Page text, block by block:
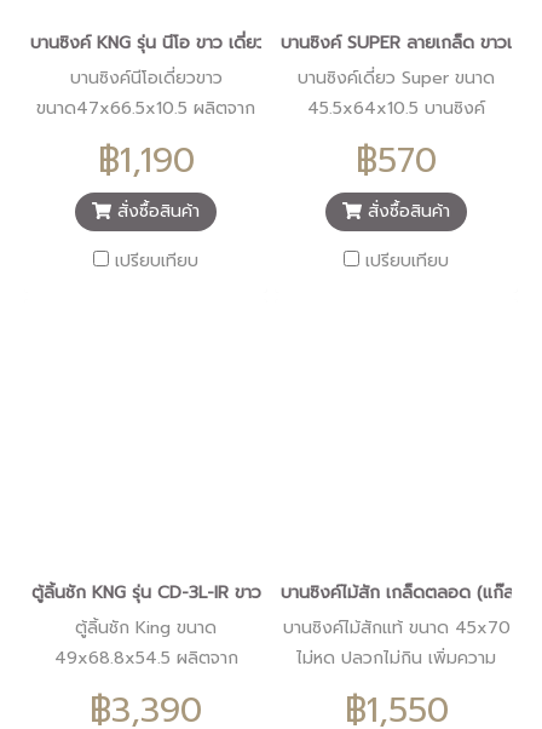
บานซิงค์ KNG รุ่น นีโอ ขาว เดี่ยว
บานซิงค์นีโอเดี่ยวขาว
ขนาด47x66.5x10.5 ผลิตจาก
พลาสติกHIP มีความยืดหยุ่น
ทนทาน
฿1,190
สั่งซื้อสินค้า
เปรียบเทียบ
บานซิงค์ SUPER ลายเกล็ด ขาวเดี่ย
บานซิงค์เดี่ยว Super ขนาด
45.5x64x10.5 บานซิงค์
พลาสติกสำเร็จรูป โครงวัสดุ
ผลิตจากพลาสติก PP ที่มี
คุณภาพ ปลอดภัยจากปลวกและ
แมลง
฿570
สั่งซื้อสินค้า
เปรียบเทียบ
ตู้ลิ้นชัก KNG รุ่น CD-3L-IR ขาว
ตู้ลิ้นชัก King ขนาด
49x68.8x54.5 ผลิตจาก
พลาสติก HIP มีความยืดหยุ่น
ทนทาน
฿3,390
บานซิงค์ไม้สัก เกล็ดตลอด (แก๊ส)
บานซิงค์ไม้สักแท้ ขนาด 45x70
ไม่หด ปลวกไม่กิน เพิ่มความ
สวยงาม ให้ความรู้สึกเป็น
ธรรมชาติ
฿1,550